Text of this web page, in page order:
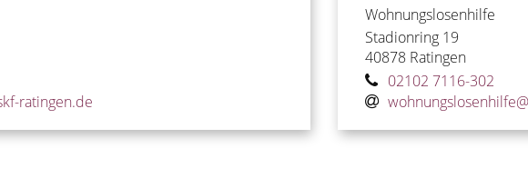
ratingen.de
Wohnungslosenhilfe
Stadionring 19
40878 Ratingen
02102 7116-302